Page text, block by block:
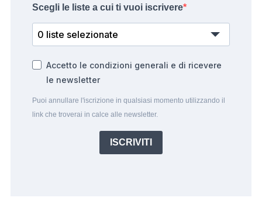
Scegli le liste a cui ti vuoi iscrivere
0 liste selezionate
Accetto le condizioni generali e di ricevere
le newsletter
Puoi annullare l'iscrizione in qualsiasi momento utilizzando il
link che troverai in calce alle newsletter.
ISCRIVITI